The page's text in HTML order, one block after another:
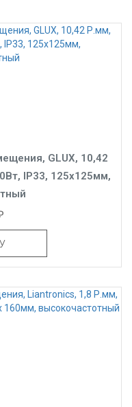
GLUX, 10,42
IP33, 125x125мм,